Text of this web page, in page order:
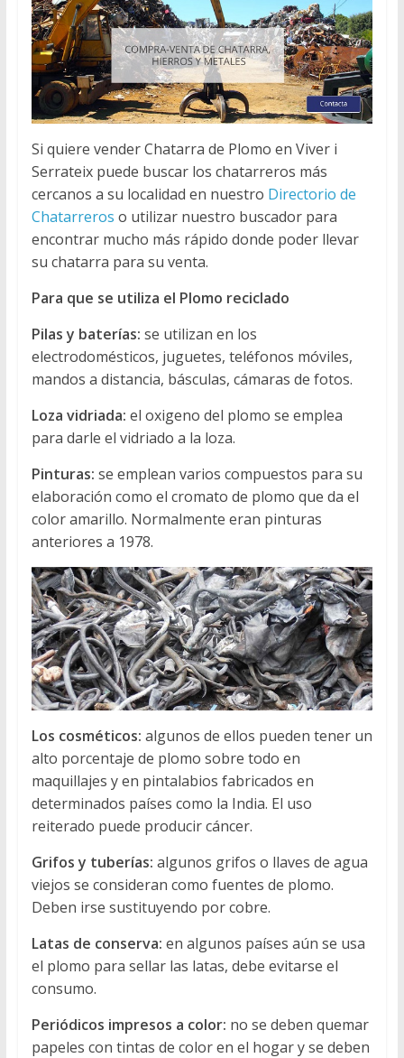
Si quiere vender Chatarra de Plomo en Viver i
Serrateix puede buscar los chatarreros más
cercanos a su localidad en nuestro Directorio de
Chatarreros o utilizar nuestro buscador para
encontrar mucho más rápido donde poder llevar
su chatarra para su venta.
Para que se utiliza el Plomo reciclado
Pilas y baterías: se utilizan en los
electrodomésticos, juguetes, teléfonos móviles,
mandos a distancia, básculas, cámaras de fotos.
Loza vidriada: el oxigeno del plomo se emplea
para darle el vidriado a la loza.
Pinturas: se emplean varios compuestos para su
elaboración como el cromato de plomo que da el
color amarillo. Normalmente eran pinturas
anteriores a 1978.
Los cosméticos: algunos de ellos pueden tener un
alto porcentaje de plomo sobre todo en
maquillajes y en pintalabios fabricados en
determinados países como la India. El uso
reiterado puede producir cáncer.
Grifos y tuberías: algunos grifos o llaves de agua
viejos se consideran como fuentes de plomo.
Deben irse sustituyendo por cobre.
Latas de conserva: en algunos países aún se usa
el plomo para sellar las latas, debe evitarse el
consumo.
Periódicos impresos a color: no se deben quemar
papeles con tintas de color en el hogar y se deben